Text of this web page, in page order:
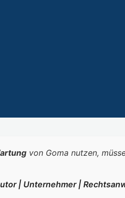
von Goma nutzen,
| Unternehmer |